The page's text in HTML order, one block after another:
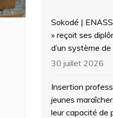
Sokodé |
» reçoit ses
d’un système
30 juillet 2026
Insertion
jeunes
leur capacité de